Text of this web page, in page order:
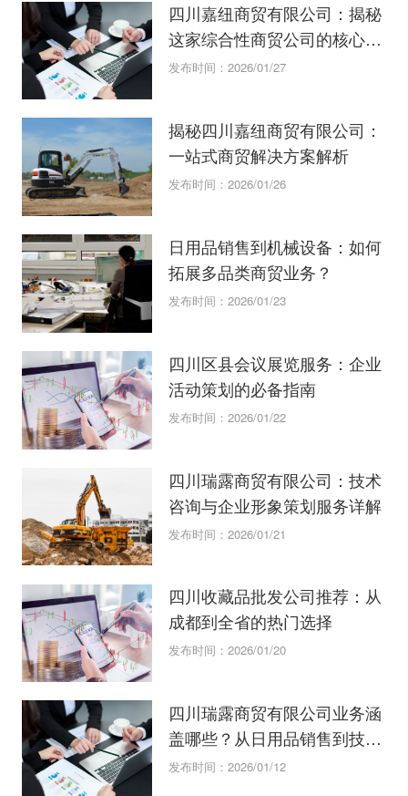
四川嘉纽商贸有限公司：揭秘
这家综合性商贸公司的核心业
务与服务优势
发布时间：2026/01/27
揭秘四川嘉纽商贸有限公司：
一站式商贸解决方案解析
发布时间：2026/01/26
日用品销售到机械设备：如何
拓展多品类商贸业务？
发布时间：2026/01/23
四川区县会议展览服务：企业
活动策划的必备指南
发布时间：2026/01/22
四川瑞露商贸有限公司：技术
咨询与企业形象策划服务详解
发布时间：2026/01/21
四川收藏品批发公司推荐：从
成都到全省的热门选择
发布时间：2026/01/20
四川瑞露商贸有限公司业务涵
盖哪些？从日用品销售到技术
咨询的全解读。
发布时间：2026/01/12